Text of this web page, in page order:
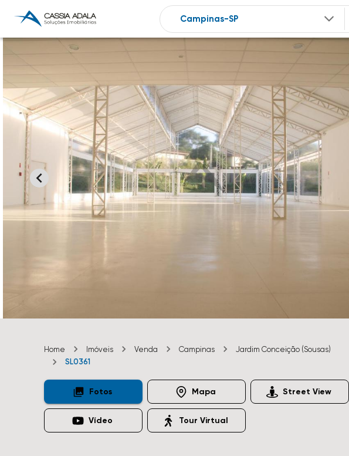
Home Imóveis Venda Campinas
Jardim Conceição (Sousas)
SL0361
Fotos Mapa Street View
Vídeo Tour Virtual